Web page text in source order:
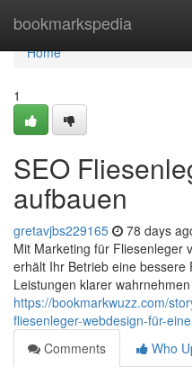
bookmarkspedia
Home
Home
1
SEO
aufbauen
gretavjbs229165 78 days
Mit Marketing für Fliesenleger
erhält Ihr Betrieb eine
Leistungen klarer
https://bookmarkwuzz.com/
fliesenleger-webdesign-für-
Comments
Who